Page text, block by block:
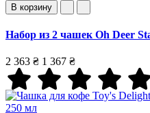
В корзину
Набор из 2 чашек Oh Deer
2 363 ₴ 1 367 ₴